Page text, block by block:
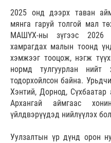
2025 онд дээрх таван
мянга гаруй толгой мал
МАШҮХ-ны зүгээс 2026
хамрагдах малын тоонд
хэмжээг тооцож, нэгж
нормд тулгуурлан нийт
тодорхойлсон байна.
Хэнтий, Дорнод, Сүхбаатар
Архангай аймгаас
үйлдвэрүүдэд нийлүүлэх
Уулзалтын үр дүнд орон